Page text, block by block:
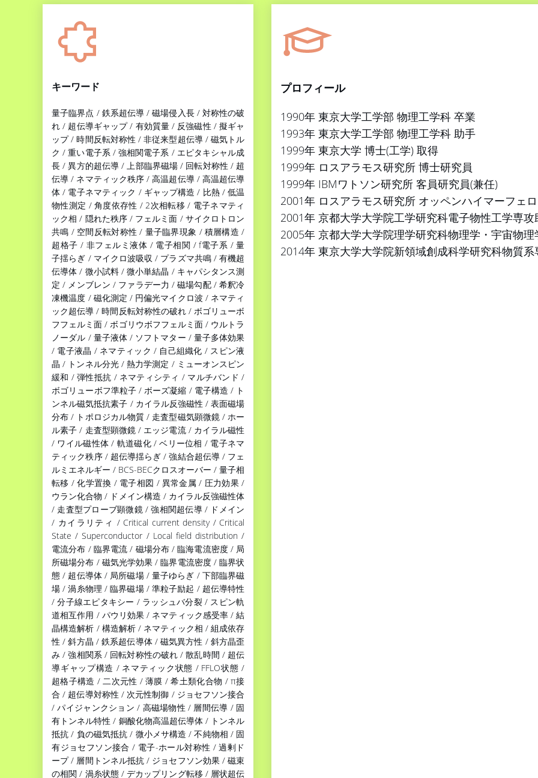
キーワード
量子臨界点 / 鉄系超伝導 / 磁場侵入長 / 対称性の破
れ / 超伝導ギャップ / 有効質量 / 反強磁性 / 擬ギャ
ップ / 時間反転対称性 / 非従来型超伝導 / 磁気トル
ク / 重い電子系 / 強相関電子系 / エピタキシャル成
長 / 異方的超伝導 / 上部臨界磁場 / 回転対称性 / 超
伝導 / ネマティック秩序 / 高温超伝導 / 高温超伝導
体 / 電子ネマティック / ギャップ構造 / 比熱 / 低温
物性測定 / 角度依存性 / 2次相転移 / 電子ネマティ
ック相 / 隠れた秩序 / フェルミ面 / サイクロトロン
共鳴 / 空間反転対称性 / 量子臨界現象 / 積層構造 /
超格子 / 非フェルミ液体 / 電子相関 / f電子系 / 量
子揺らぎ / マイクロ波吸収 / プラズマ共鳴 / 有機超
伝導体 / 微小試料 / 微小単結晶 / キャパシタンス測
定 / メンブレン / ファラデー力 / 磁場勾配 / 希釈冷
凍機温度 / 磁化測定 / 円偏光マイクロ波 / ネマティ
ック超伝導 / 時間反転対称性の破れ / ボゴリューボ
フフェルミ面 / ボゴリウボフフェルミ面 / ウルトラ
ノーダル / 量子液体 / ソフトマター / 量子多体効果
/ 電子液晶 / ネマティック / 自己組織化 / スピン液
晶 / トンネル分光 / 熱力学測定 / ミューオンスピン
緩和 / 弾性抵抗 / ネマティシティ / マルチバンド /
ボゴリューボフ準粒子 / ボーズ凝縮 / 電子構造 / ト
ンネル磁気抵抗素子 / カイラル反強磁性 / 表面磁場
分布 / トポロジカル物質 / 走査型磁気顕微鏡 / ホー
ル素子 / 走査型顕微鏡 / エッジ電流 / カイラル磁性
/ ワイル磁性体 / 軌道磁化 / ベリー位相 / 電子ネマ
ティック秩序 / 超伝導揺らぎ / 強結合超伝導 / フェ
ルミエネルギー / BCS-BECクロスオーバー / 量子相
転移 / 化学置換 / 電子相図 / 異常金属 / 圧力効果 /
ウラン化合物 / ドメイン構造 / カイラル反強磁性体
/ 走査型プローブ顕微鏡 / 強相関超伝導 / ドメイン
/ カイラリティ / Critical current density / Critical
State / Superconductor / Local field distribution /
電流分布 / 臨界電流 / 磁場分布 / 臨海電流密度 / 局
所磁場分布 / 磁気光学効果 / 臨界電流密度 / 臨界状
態 / 超伝導体 / 局所磁場 / 量子ゆらぎ / 下部臨界磁
場 / 渦糸物理 / 臨界磁場 / 準粒子励起 / 超伝導特性
/ 分子線エピタキシー / ラッシュバ分裂 / スピン軌
道相互作用 / パウリ効果 / ネマティック感受率 / 結
晶構造解析 / 構造解析 / ネマティック相 / 組成依存
性 / 斜方晶 / 鉄系超伝導体 / 磁気異方性 / 斜方晶歪
み / 強相関系 / 回転対称性の破れ / 散乱時間 / 超伝
導ギャップ構造 / ネマティック状態 / FFLO状態 /
超格子構造 / 二次元性 / 薄膜 / 希土類化合物 / π接
合 / 超伝導対称性 / 次元性制御 / ジョセフソン接合
/ パイジャンクション / 高磁場物性 / 層間伝導 / 固
有トンネル特性 / 銅酸化物高温超伝導体 / トンネル
抵抗 / 負の磁気抵抗 / 微小メサ構造 / 不純物相 / 固
有ジョセフソン接合 / 電子-ホール対称性 / 過剰ド
ープ / 層間トンネル抵抗 / ジョセフソン効果 / 磁束
の相関 / 渦糸状態 / デカップリング転移 / 層状超伝
プロフィール
1990年 東京大学工学部 物理工学科 卒業
1993年 東京大学工学部 物理工学科 助手
1999年 東京大学 博士(工学) 取得
1999年 ロスアラモス研究所 博士研究員
1999年 IBMワトソン研究所 客員研究員(兼任)
2001年 ロスアラモス研究所 オッペンハイマーフェ
2001年 京都大学大学院工学研究科電子物性工学専攻
2005年 京都大学大学院理学研究科物理学・宇宙物理
2014年 東京大学大学院新領域創成科学研究科物質系